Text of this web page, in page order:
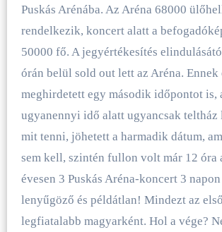
Puskás Arénába. Az Aréna 68000
rendelkezik, koncert alatt a
50000 fő. A jegyértékesítés
órán belül sold out lett az Aréna.
meghirdetett egy második időpontot is,
ugyanennyi idő alatt ugyancsak
mit tenni, jöhetett a harmadik dátum,
sem kell, szintén fullon volt már 12 óra
évesen 3 Puskás Aréna-koncert 3
lenyűgöző és példátlan! Mindezt az
legfiatalabb magyarként. Hol a vége?